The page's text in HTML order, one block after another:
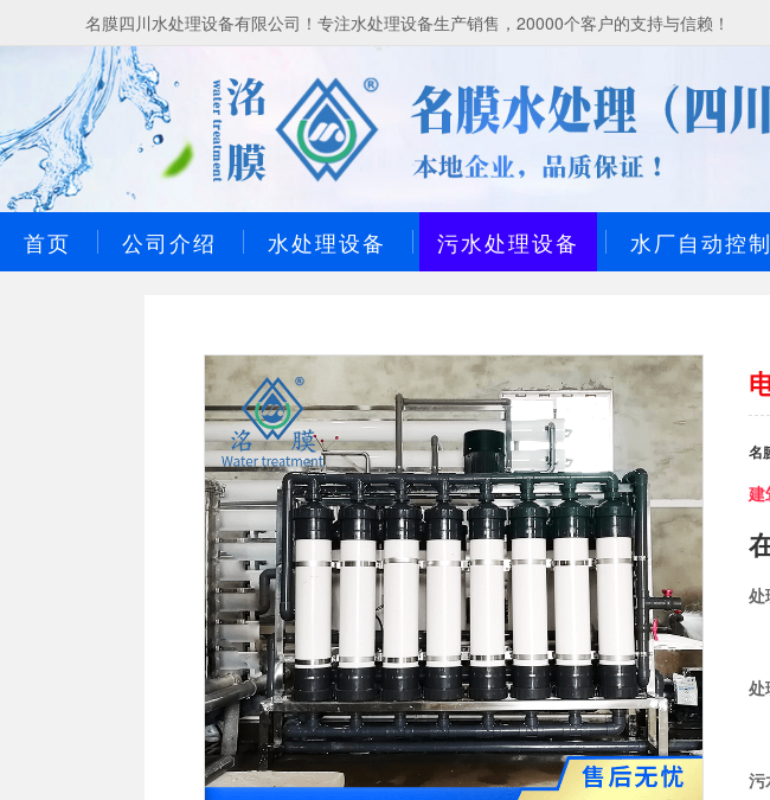
名膜四川水处理设备有限公司！专注水处理设备生产销售，20000个客户的支持与信赖！
首页 公司介绍 水处理设备 污水处理设备 水厂自动控
名
建
处
处
污